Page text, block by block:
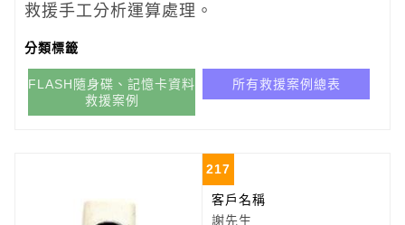
救援手工分析運算處理。
分類標籤
FLASH隨身碟、記憶卡資料
救援案例
所有救援案例總表
217
客戶名稱
謝先生